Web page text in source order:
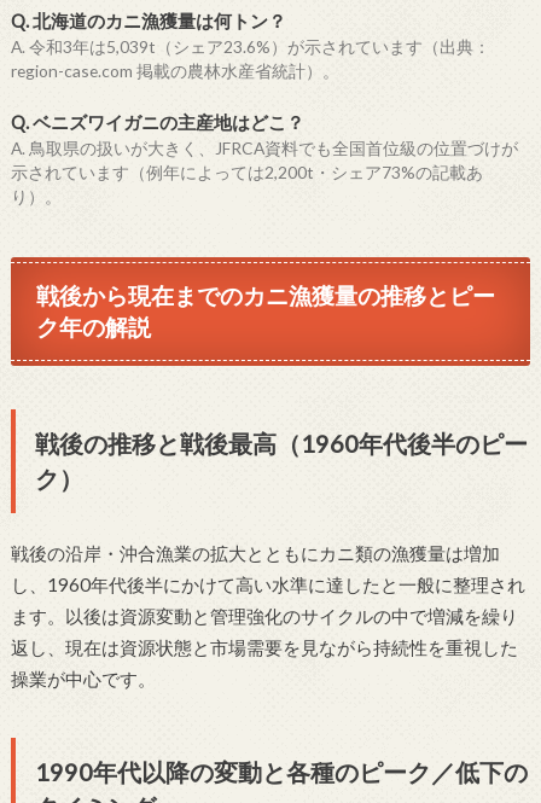
Q. 北海道のカニ漁獲量は何トン？
A. 令和3年は5,039t（シェア23.6%）が示されています（出典：
region-case.com 掲載の農林水産省統計）。
Q. ベニズワイガニの主産地はどこ？
A. 鳥取県の扱いが大きく、JFRCA資料でも全国首位級の位置づけが
示されています（例年によっては2,200t・シェア73%の記載あ
り）。
戦後から現在までのカニ漁獲量の推移とピー
ク年の解説
戦後の推移と戦後最高（1960年代後半のピー
ク）
戦後の沿岸・沖合漁業の拡大とともにカニ類の漁獲量は増加
し、1960年代後半にかけて高い水準に達したと一般に整理され
ます。以後は資源変動と管理強化のサイクルの中で増減を繰り
返し、現在は資源状態と市場需要を見ながら持続性を重視した
操業が中心です。
1990年代以降の変動と各種のピーク／低下の